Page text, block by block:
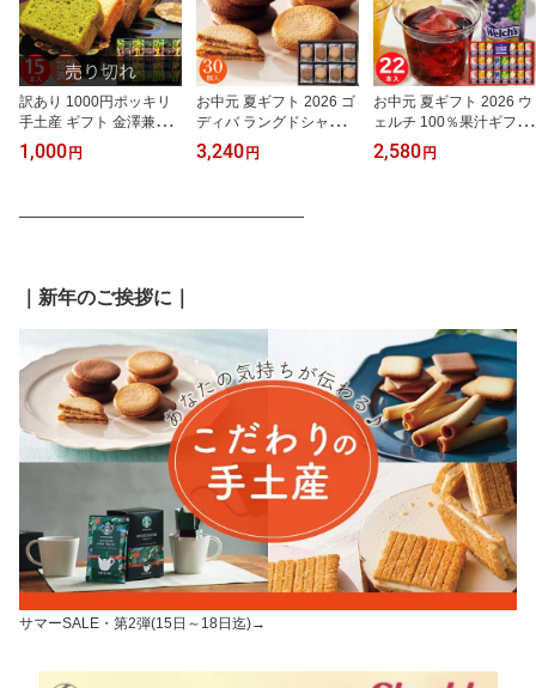
訳あり 1000円ポッキリ
手土産 ギフト 金澤兼六
製菓 宇治抹茶と3種ケー
キセット MCA 宇治抹茶
ーツ ケーキ 2026 ホワイ
トデー お返し 1000円
1,000 円
お中元 夏ギフト 2026 ゴ
ディバ ラングドシャクッ
キーアソートメント 30
枚 GODIVA 焼き菓子 ク
料
3,240 円
お中元 夏ギフト 2026 ウ
ェルチ 100％果汁ギフト
22本 WS30T ジュース 詰
め合せ 果物 フルーツ 10
2,580 円
―――――――――――――――――
｜新年のご挨拶に｜
サマーSALE・第2弾(15日～18日迄)→